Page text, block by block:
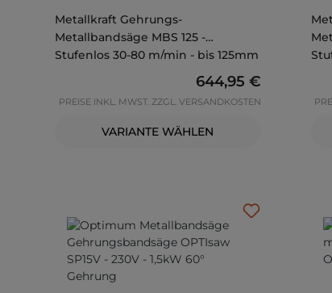
Metallkraft Gehrungs-
Metallbandsäge MBS 125 -
Stufenlos 30-80 m/min - bis 125mm
Regulärer Preis:
644,95 €
PREISE INKL. MWST. ZZGL. VERSANDKOSTEN
VARIANTE WÄHLEN